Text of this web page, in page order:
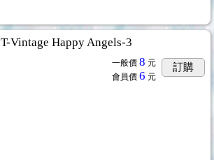
T-Vintage Happy Angels-3
一般價 8 元
會員價 6 元
訂購